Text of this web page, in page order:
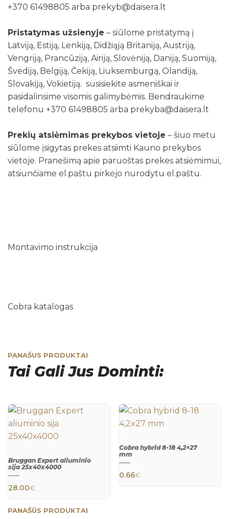
+370 61498805 arba prekyb@daisera.lt
Pristatymas užsienyje – siūlome pristatymą į
Latviją, Estiją, Lenkiją, Didžiąją Britaniją, Austriją,
Vengriją, Prancūziją, Airiją, Slovėniją, Daniją, Suomiją,
Švediją, Belgiją, Čekiją, Liuksemburgą, Olandiją,
Slovakiją, Vokietiją. susisiekite asmeniškai ir
pasidalinsime visomis galimybėmis. Bendraukime
telefonu +370 61498805 arba prekyba@daisera.lt
Prekių atsiėmimas prekybos vietoje – šiuo metu
siūlome įsigytas prekes atsiimti Kauno prekybos
vietoje. Pranešimą apie paruoštas prekes atsiėmimui,
atsiunčiame el.paštu pirkėjo nurodytu el.paštu.
Montavimo instrukcija
Cobra katalogas
PANAŠUS PRODUKTAI
Tai Gali Jus Dominti:
Bruggan Expert aliuminio
sija 25х40х4000
28.00€
Cobra hybrid 8-18 4,2×27
mm
0.66€
PANAŠŪS PRODUKTAI